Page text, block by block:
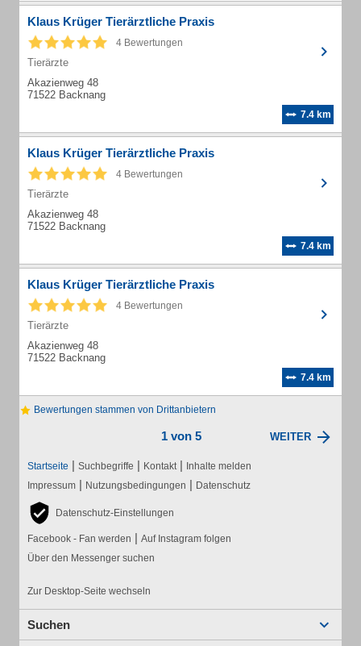
Klaus Krüger Tierärztliche Praxis
4 Bewertungen
Tierärzte
Akazienweg 48
71522 Backnang
7.4 km
Klaus Krüger Tierärztliche Praxis
4 Bewertungen
Tierärzte
Akazienweg 48
71522 Backnang
7.4 km
Klaus Krüger Tierärztliche Praxis
4 Bewertungen
Tierärzte
Akazienweg 48
71522 Backnang
7.4 km
Bewertungen stammen von Drittanbietern
1 von 5 WEITER
Startseite | Suchbegriffe | Kontakt | Inhalte melden
Impressum | Nutzungsbedingungen | Datenschutz
Datenschutz-Einstellungen
Facebook - Fan werden | Auf Instagram folgen
Über den Messenger suchen
Zur Desktop-Seite wechseln
Suchen